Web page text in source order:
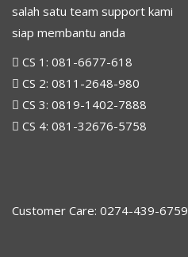
salah satu team support kami
siap membantu anda
CS 1: 081-6677-618
CS 2: 0811-2648-980
CS 3: 0819-1402-7888
CS 4: 081-32676-5758
Customer Care: 0274-439-6759